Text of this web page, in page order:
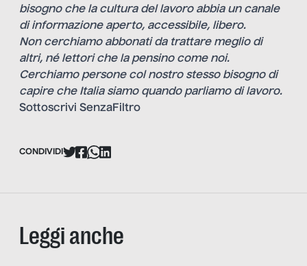
bisogno che la cultura del lavoro abbia un canale
di informazione aperto, accessibile, libero.
Non cerchiamo abbonati da trattare meglio di
altri, né lettori che la pensino come noi.
Cerchiamo persone col nostro stesso bisogno di
capire che Italia siamo quando parliamo di lavoro.
Sottoscrivi SenzaFiltro
CONDIVIDI
Leggi anche